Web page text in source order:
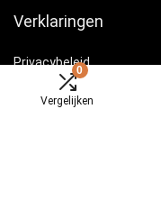
0
Vergelijken
Verklaringen
Privacybeleid
algemene voorwaarden
Gelieerde openbaarmaking